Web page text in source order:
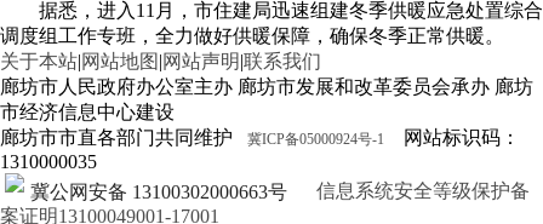
据悉，进入11月，市住建局迅速组建冬季供暖应急处置综合
调度组工作专班，全力做好供暖保障，确保冬季正常供暖。
关于本站|网站地图 |网站声明|联系我们
廊坊市人民政府办公室主办 廊坊市发展和改革委员会承办 廊坊
市经济信息中心建设
廊坊市市直各部门共同维护
冀ICP备05000924号-1
网站标识码：
1310000035
冀公网安备 13100302000663号
信息系统安全等级保护备
案证明13100049001-17001